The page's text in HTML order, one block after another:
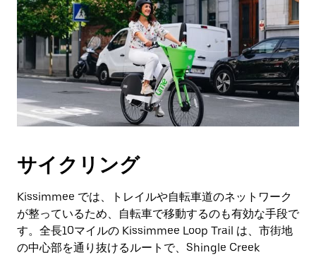
サイクリング
Kissimmee では、トレイルや自転車道のネットワーク
が整っているため、自転車で移動するのも有効な手段で
す。全長10マイルの Kissimmee Loop Trail は、市街地
の中心部を通り抜けるルートで、Shingle Creek